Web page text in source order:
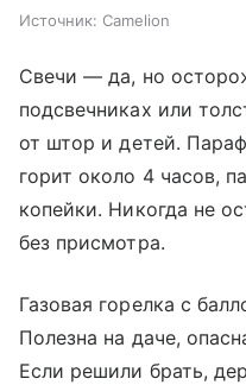
Источник: Camelion
Свечи — да, но
подсвечниках или
от штор и детей.
горит около 4 часов,
копейки. Никогда не
без присмотра.
Газовая горелка с
Полезна на даче,
Если решили брать,